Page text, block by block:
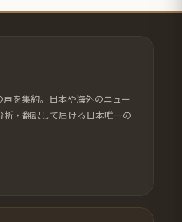
を集約。日本や海外のニュー
・翻訳して届ける日本唯一の